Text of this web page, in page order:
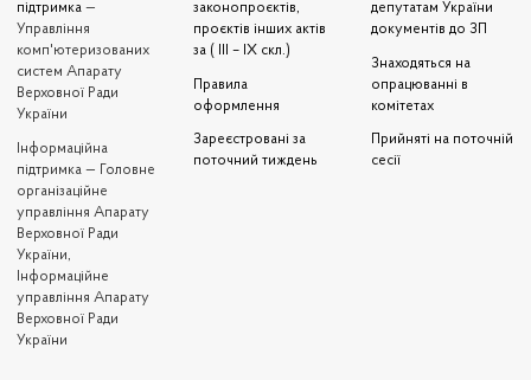
підтримка —
Управління
комп'ютеризованих
систем Апарату
Верховної Ради
України
Iнформаційна
підтримка — Головне
організаційне
управління Апарату
Верховної Ради
України,
Інформаційне
управління Апарату
Верховної Ради
України
законопроєктів,
проєктів інших актів
за ( III – IX скл.)
Правила
оформлення
Зареєстровані за
поточний тиждень
депутатам України
документів до ЗП
Знаходяться на
опрацюванні в
комітетах
Прийняті на поточній
сесії